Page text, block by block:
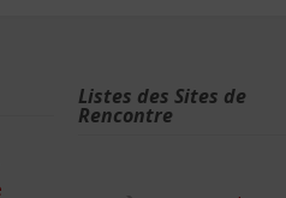
Listes des Sites de
Rencontre